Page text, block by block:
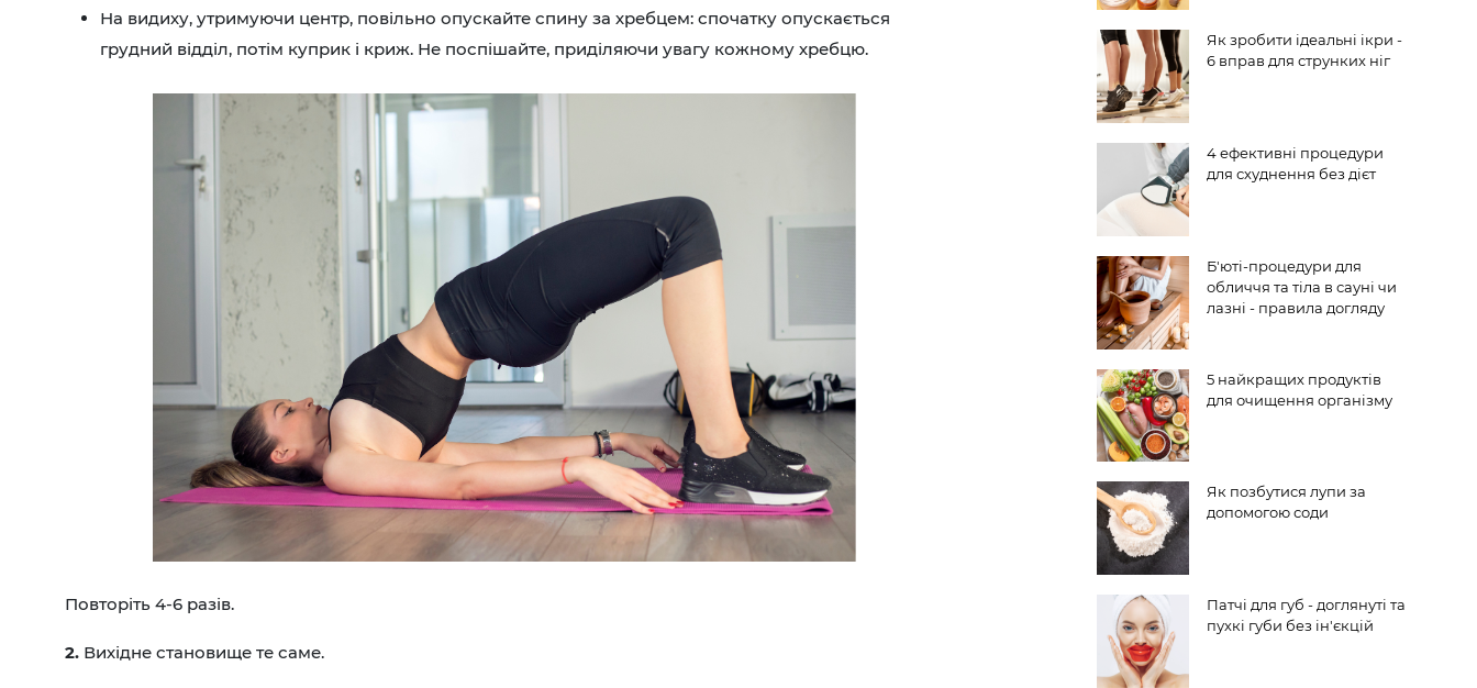
На видиху, утримуючи центр, повільно опускайте спину за хребцем: спочатку опускається
грудний відділ, потім куприк і криж. Не поспішайте, приділяючи увагу кожному хребцю.
Повторіть 4-6 разів.
2. Вихідне становище те саме.
Як зробити ідеальні ікри -
6 вправ для струнких ніг
4 ефективні процедури
для схуднення без дієт
Б'юті-процедури для
обличчя та тіла в сауні чи
лазні - правила догляду
5 найкращих продуктів
для очищення організму
Як позбутися лупи за
допомогою соди
Патчі для губ - доглянуті та
пухкі губи без ін'єкцій